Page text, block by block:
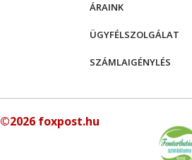
ÁRAINK
ÜGYFÉLSZOLGÁLAT
SZÁMLAIGÉNYLÉS
©2026 foxpost.hu